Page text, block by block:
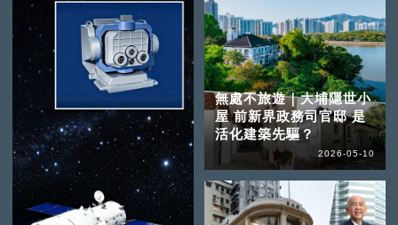
無處不旅遊｜大埔隱世小
屋 前新界政務司官邸 是
活化建築先驅？
2026-05-10